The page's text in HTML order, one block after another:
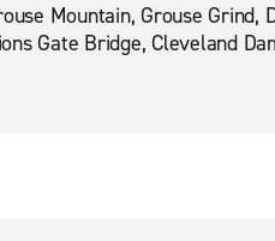
Mountain, Grouse
Gate Bridge, Cleveland